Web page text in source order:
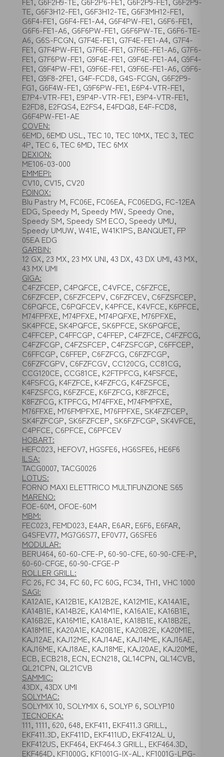
TE, G6F3H12-FE1, G6F3H12-TE, G6F3MH12-FE1,
G6F4-FE1, G6F4-FE1-A4, G6F4PW-FE1, G6F6-FE1,
G6F6-FE1-A6, G6F6PW-FE1, G6F6PW-TE, G6F6-TE-
A6, G6S-FCGN, G7F4E-FE1, G7F4E-FE1-A4, G7F4-
FE1, G7F4PW-FE1, G7F6E-FE1, G7F6E-FE1-A6, G7F6-
FE1, G7F6PW-FE1, G9F4E-FE1, G9F4E-FE1-A4, G9F4-
FE1, G9F4PW-FE1, G9F6E-FE1, G9F6E-FE1-A6, G9F6-
FE1, G9F8-2FE1, G4F-FCD8, G4S-FCGN, G6F2P9-
FG1, G6F4W-FE1, G9F6PW-FE1, E6P4-VTR-FE1,
E7P4-VTR-FE1, E9P4P-VTR-FE1, E9P4-VTR-FE1,
E2FD8, E2FQS4, E2FS4, E4FDQ8, E4F-FCD8,
G6F4PW-FE1-AE
COVEN:
6EMD, 6EMD USL, TEC 10, TEC 10MX, TEC 3, TEC
4P, TEC 6, TEC 6MD, TEC 6MX
DEXION:
ME106-03-000
EMMEPI:
CV10, CV15, CV20
FOINOX:
Blu Pastry M, FC06E, FC06EA, FC06EDG, FC-12EA
EDG, Speedy M, Speedy MW, Speedy One,
Speedy SM, Speedy SM ECO, Speedy UMU,
Speedy UMUW, W41E, W41K1PS, BANQUET, FP
05EA EDG
GARBIN:
12 GX, 23 MX, 23 MX UNI, 43 DX, 43 DX UMI, 43 MX,
43 MX UMI
GIGA:
C4FZFCEP, C4PQFCE, C4VFCE, C6FZFCE,
C6FZFCEP, C6FZFCEPV, C6FZFCEV, C6FZSFCEP,
C6PQFCE, C6PQFCEV, K4PFCE, K4VFCE, K6PFCE,
M74FPFXE, M74PFXE, M74PQFXE, M76PFXE,
SK4PFCE, SK4PQFCE, SK6PFCE, SK6PQFCE,
C4FFCEP, C4FFCGP, C4FFEP, C4FZFCE, C4FZFCG,
C4FZFCGP, C4FZSFCEP, C4FZSFCGP, C6FFCEP,
C6FFCGP, C6FFEP, C6FZFCG, C6FZFCGP,
C6FZFCGPV, C6FZFCGV, CC120CG, CC81CG,
CCG120CE, CCG81CE, K2FTPFCG, K4FSFCE,
K4FSFCG, K4FZFCE, K4FZFCG, K4FZSFCE,
K4FZSFCG, K6FZFCE, K6FZFCG, K8FZFCE,
K8FZFCG, KTPFCG, M74FFXE, M74FMPFXE,
M76FFXE, M76FMPFXE, M76FPFXE, SK4FZFCEP,
SK4FZFCGP, SK6FZFCEP, SK6FZFCGP, SK4VFCE,
C4PFCE, C6PFCE, C6PFCEV
HOBART:
HEFC023, HEFOV7, HGSFE6, HG6SFE6, HE6F6
ILSA:
TACG0007, TACG0026
LOTUS:
FORNO MAXI ELETTRICO MULTIFUNZIONE S65
MARENO:
FOE-60M, OFOE-60M
MBM:
FEC023, FEMD023, E4AR, E6AR, E6F6, E6FAR,
G4SFEV77, MG7G6S77, EF0V77, G6SFE6
MODULAR:
BERU464, 60-60-CFE-P, 60-90-CFE, 60-90-CFE-P,
60-60-CFGE, 60-90-CFGE-P
ROLLER GRILL:
FC 26, FC 34, FC 60, FC 60G, FC34, TH1, VHC 1000
SAGI:
KA12A1E, KA12B1E, KA12B2E, KA12M1E, KA14A1E,
KA14B1E, KA14B2E, KA14M1E, KA16A1E, KA16B1E,
KA16B2E, KA16M1E, KA18A1E, KA18B1E, KA18B2E,
KA18M1E, KA20A1E, KA20B1E, KA20B2E, KA20M1E,
KAJ12AE, KAJ12ME, KAJ14AE, KAJ14ME, KAJ16AE,
KAJ16ME, KAJ18AE, KAJ18ME, KAJ20AE, KAJ20ME,
ECB, ECB218, ECN, ECN218, QL14CPN, QL14CVB,
QL21CPN, QL21CVB
SAMMIC:
43DX, 43DX UMI
SOLYMAC:
SOLYMIX 10, SOLYMIX 6, SOLYP 6, SOLYP10
TECNOEKA:
111, 1111, 620, 648, EKF411, EKF411.3 GRILL,
EKF411.3D, EKF411D, EKF411UD, EKF412AL U,
EKF412US, EKF464, EKF464.3 GRILL, EKF464.3D,
EKF464D, KF1000G, KF1001G-IX-AL, KF1001G-LPG-